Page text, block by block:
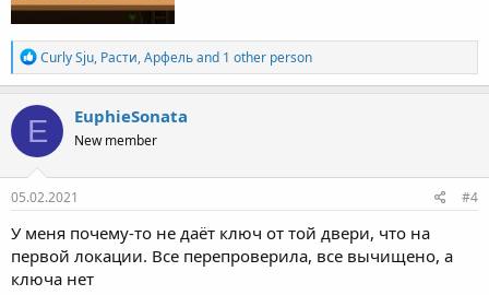
R
e
a
c
t
i
o
n
s
Curly Sju, Расти,Арфельand 1 other person
E EuphieSonata
New member
05.02.2021 #4
У меня почему-то не даёт ключ от той двери, что на
первой локации. Все перепроверила, все вычищено, а
ключа нет